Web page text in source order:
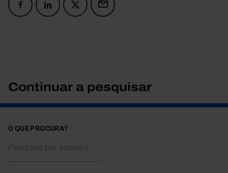
Continuar a pesquisar
O QUE PROCURA?